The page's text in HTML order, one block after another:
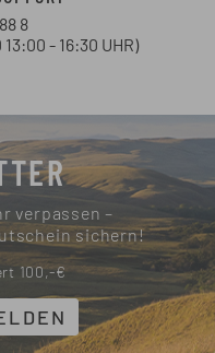
8
- 16:30 UHR)
verpassen –
sichern!
100,-€